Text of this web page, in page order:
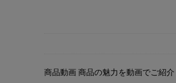
商品動画商品の魅力を動画でご紹介